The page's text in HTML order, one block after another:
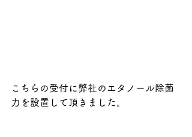
こちらの受付に弊社のエタノール除菌
力を設置して頂きました。